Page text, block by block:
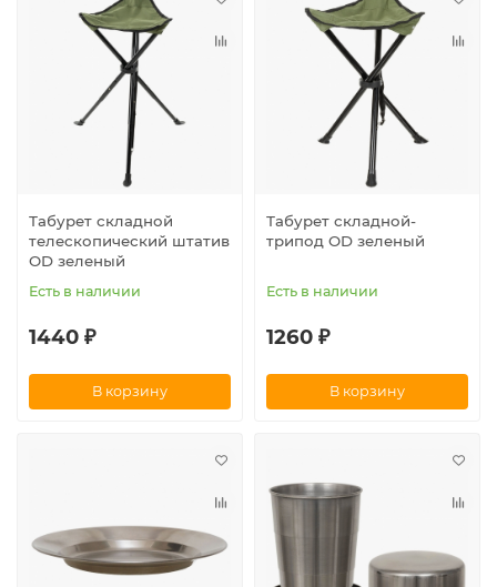
Табурет складной
телескопический штатив
OD зеленый
Есть в наличии
1440 ₽
В корзину
Табурет складной-
трипод OD зеленый
Есть в наличии
1260 ₽
В корзину